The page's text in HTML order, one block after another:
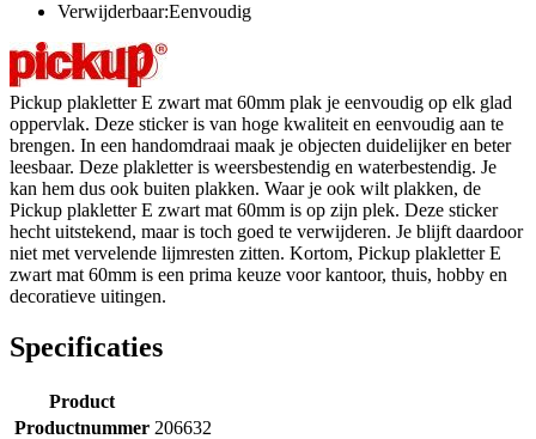
Verwijderbaar:Eenvoudig
Pickup plakletter E zwart mat 60mm plak je eenvoudig op elk glad
oppervlak. Deze sticker is van hoge kwaliteit en eenvoudig aan te
brengen. In een handomdraai maak je objecten duidelijker en beter
leesbaar. Deze plakletter is weersbestendig en waterbestendig. Je
kan hem dus ook buiten plakken. Waar je ook wilt plakken, de
Pickup plakletter E zwart mat 60mm is op zijn plek. Deze sticker
hecht uitstekend, maar is toch goed te verwijderen. Je blijft daardoor
niet met vervelende lijmresten zitten. Kortom, Pickup plakletter E
zwart mat 60mm is een prima keuze voor kantoor, thuis, hobby en
decoratieve uitingen.
Specificaties
Product
Productnummer 206632